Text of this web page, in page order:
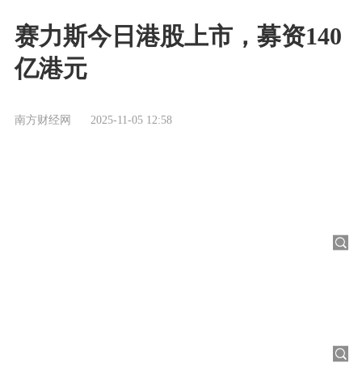
赛力斯今日港股上市，募资140
亿港元
南方财经网 2025-11-05 12:58